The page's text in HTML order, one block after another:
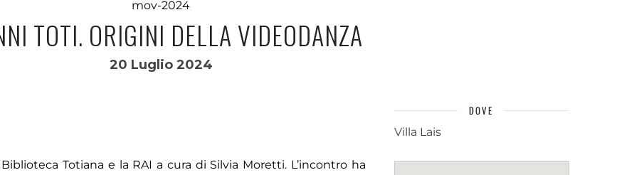
mov-2024
TOTI. ORIGINI DELLA VIDEODANZA
20 Luglio 2024
Totiana e la RAI a cura di Silvia Moretti. L’incontro ha
DOVE
Villa Lais